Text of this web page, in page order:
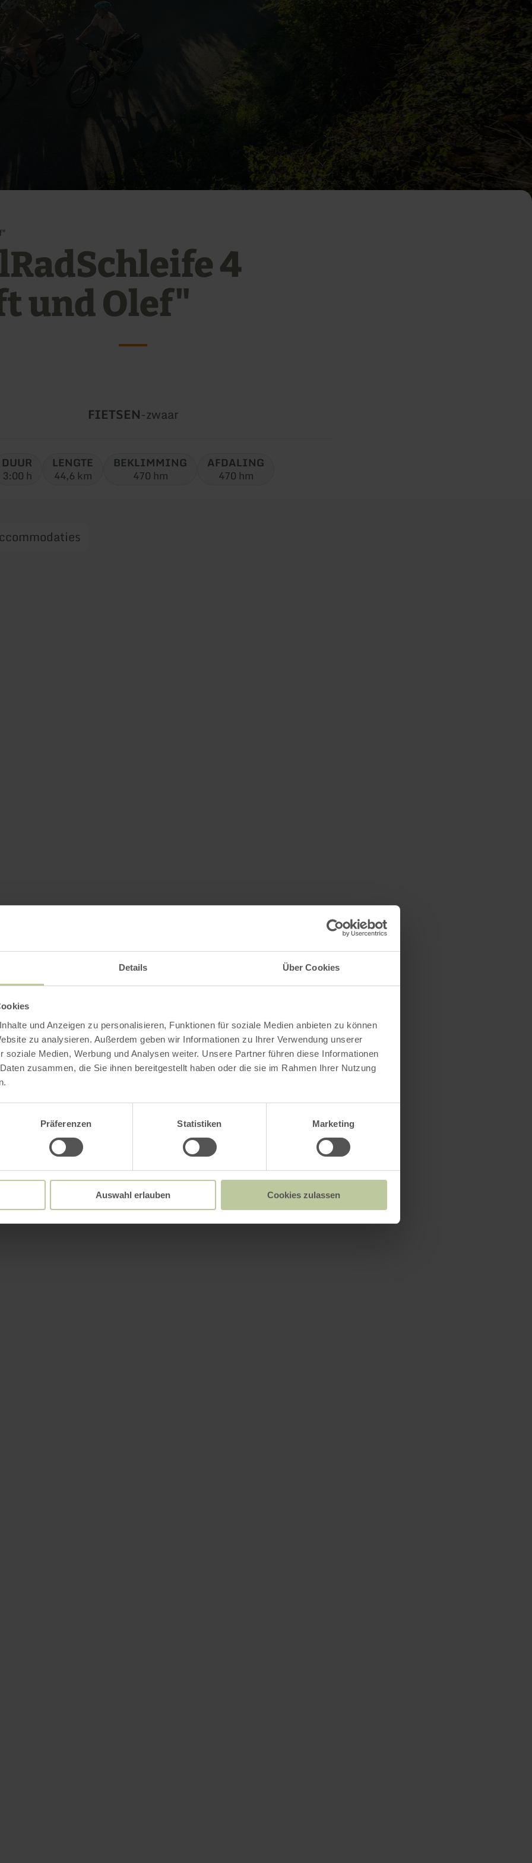
Details Über Cookies
und Anzeigen zu personalisieren, Funktionen für soziale Medien anbieten zu können
zu analysieren. Außerdem geben wir Informationen zu Ihrer Verwendung unserer
soziale Medien, Werbung und Analysen weiter. Unsere Partner führen diese Informationen
zusammen, die Sie ihnen bereitgestellt haben oder die sie im Rahmen Ihrer Nutzung
Präferenzen Statistiken Marketing
Auswahl erlauben Cookies zulassen
4
und Olef"
Soort
FIETSEN-Moeilijkheidsgraad:
zwaar
DUUR
3:00 h
LENGTE
44,6 km
BEKLIMMING
470 hm
AFDALING
470 hm